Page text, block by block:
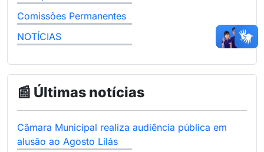
Comissões Permanentes
NOTÍCIAS
📰 Últimas notícias
Câmara Municipal realiza audiência pública em
alusão ao Agosto Lilás